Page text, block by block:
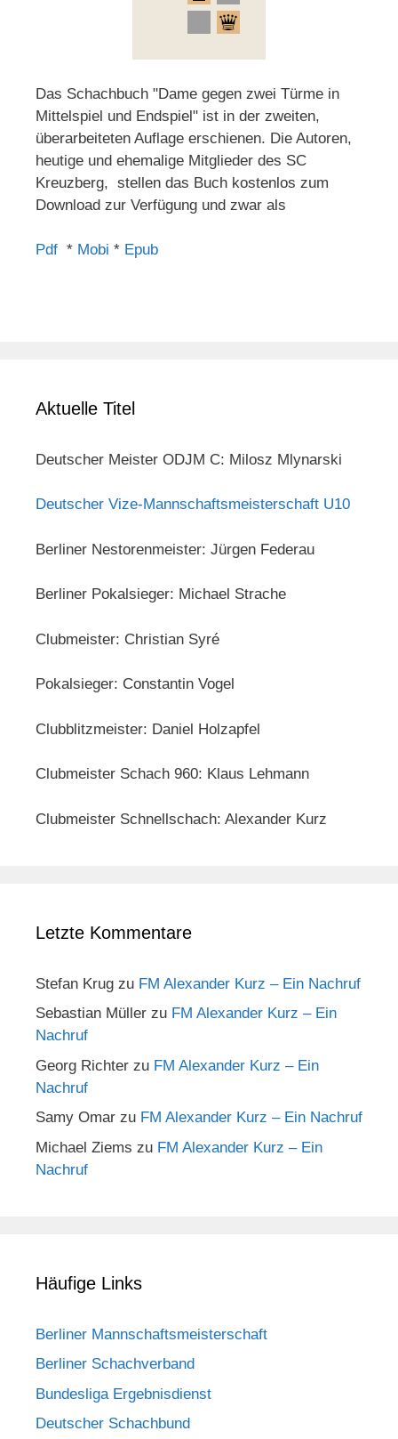
Das Schachbuch "Dame gegen zwei Türme in
Mittelspiel und Endspiel" ist in der zweiten,
überarbeiteten Auflage erschienen. Die Autoren,
heutige und ehemalige Mitglieder des SC
Kreuzberg, stellen das Buch kostenlos zum
Download zur Verfügung und zwar als
Pdf * Mobi * Epub
Aktuelle Titel
Deutscher Meister ODJM C: Milosz Mlynarski
Deutscher Vize-Mannschaftsmeisterschaft U10
Berliner Nestorenmeister: Jürgen Federau
Berliner Pokalsieger: Michael Strache
Clubmeister: Christian Syré
Pokalsieger: Constantin Vogel
Clubblitzmeister: Daniel Holzapfel
Clubmeister Schach 960: Klaus Lehmann
Clubmeister Schnellschach: Alexander Kurz
Letzte Kommentare
Stefan Krug zu FM Alexander Kurz – Ein Nachruf
Sebastian Müller zu FM Alexander Kurz – Ein
Nachruf
Georg Richter zu FM Alexander Kurz – Ein
Nachruf
Samy Omar zu FM Alexander Kurz – Ein Nachruf
Michael Ziems zu FM Alexander Kurz – Ein
Nachruf
Häufige Links
Berliner Mannschaftsmeisterschaft
Berliner Schachverband
Bundesliga Ergebnisdienst
Deutscher Schachbund